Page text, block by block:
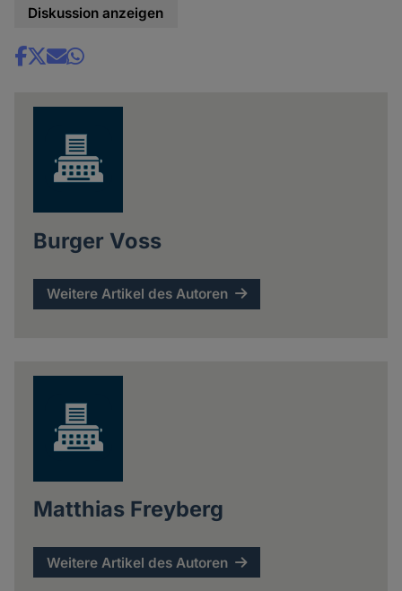
Diskussion anzeigen
Share
Burger Voss
Weitere Artikel des Autoren
Matthias Freyberg
Weitere Artikel des Autoren